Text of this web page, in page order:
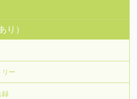
り）
リー
録